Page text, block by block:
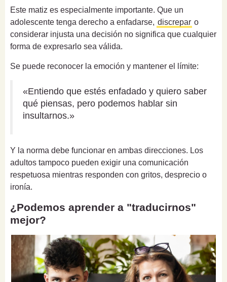
Este matiz es especialmente importante. Que un
adolescente tenga derecho a enfadarse, discrepar o
considerar injusta una decisión no significa que cualquier
forma de expresarlo sea válida.
Se puede reconocer la emoción y mantener el límite:
«Entiendo que estés enfadado y quiero saber
qué piensas, pero podemos hablar sin
insultarnos.»
Y la norma debe funcionar en ambas direcciones. Los
adultos tampoco pueden exigir una comunicación
respetuosa mientras responden con gritos, desprecio o
ironía.
¿Podemos aprender a "traducirnos"
mejor?